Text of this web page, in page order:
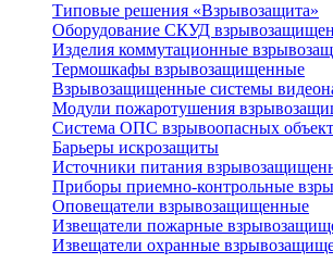
Типовые решения «Взрывозащита»
Оборудование СКУД
Изделия коммутационные
Термошкафы взрывозащищенные
Взрывозащищенные системы
Модули пожаротушения
Система ОПС взрывоопасных
Барьеры искрозащиты
Источники питания
Приборы приемно-контрольные
Оповещатели взрывозащищенные
Извещатели пожарные
Извещатели охранные